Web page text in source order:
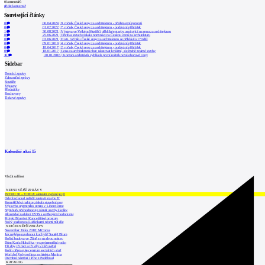
0komentářů
přidat komentář
Související články
0 06.04.2024 |9. ročník České ceny za architekturu - představení porotců
0
01.02.2022 |7. ročník České ceny za architekturu - podávání přihlášek
1
30.08.2021 |Výstava ve Velkém Meziříčí přibližuje stavby aspirující na cenu za architekturu
0 25.06.2021 |Třicítka staveb získala nominaci na Českou cenu za architekturu
0
03.06.2021 |Do 6. ročníku České ceny za architekturu se přihlásilo 170 děl
0 09.01.2019 |4. ročník České ceny za architekturu - podávání přihlášek
0
18.04.2017 |2. ročník České ceny za architekturu - podávání přihlášek
0
18.01.2017 |Cena za architekturu chce ukazovat kvalitní, ale méně známé stavby
36
20.01.2016 |Komora architektů vyhlásila první ročník nové oborové ceny
Sidebar
Domácí zprávy
Zahraniční zprávy
Soutěže
Výstavy
Přednášky
Rozhovory
Tiskové zprávy
Kalendář akcí 15
Vložit událost
NEJNOVĚJŠÍ ZPRÁVY
INTRO 30 – VODA: aktuální vydání je již
Odvolací soud nařídil zastavit stavbu Tr
Kroměřížská radnice získala stavební pov
Výstavba urgentního centra v Liberci ome
Nymburk přehodnocuje záměr stavby školky
Akustické zasklení IZOS s ověřenými hodnotami
Projekt Blueriot: Kancelářské prostory
Nový stadion za Lužánkami nesmí mít dle
NEJČTENĚJŠÍ ZPRÁVY
November Talks 2018: M.Corea
Jak nejlépe navrhnout kuchyň? Soutěž Blum
Hořící budova ve Zlíně se na dvou místec
Dům Karla Hubáčka – experimentální rodin
Tři dny, tři noci a tři vily v záři světel
Kolín připravuje centrum sociálních služ
World of Volvo očima architekta Martina
Otevření náměstí Jiřího z Poděbrad
KATALOG